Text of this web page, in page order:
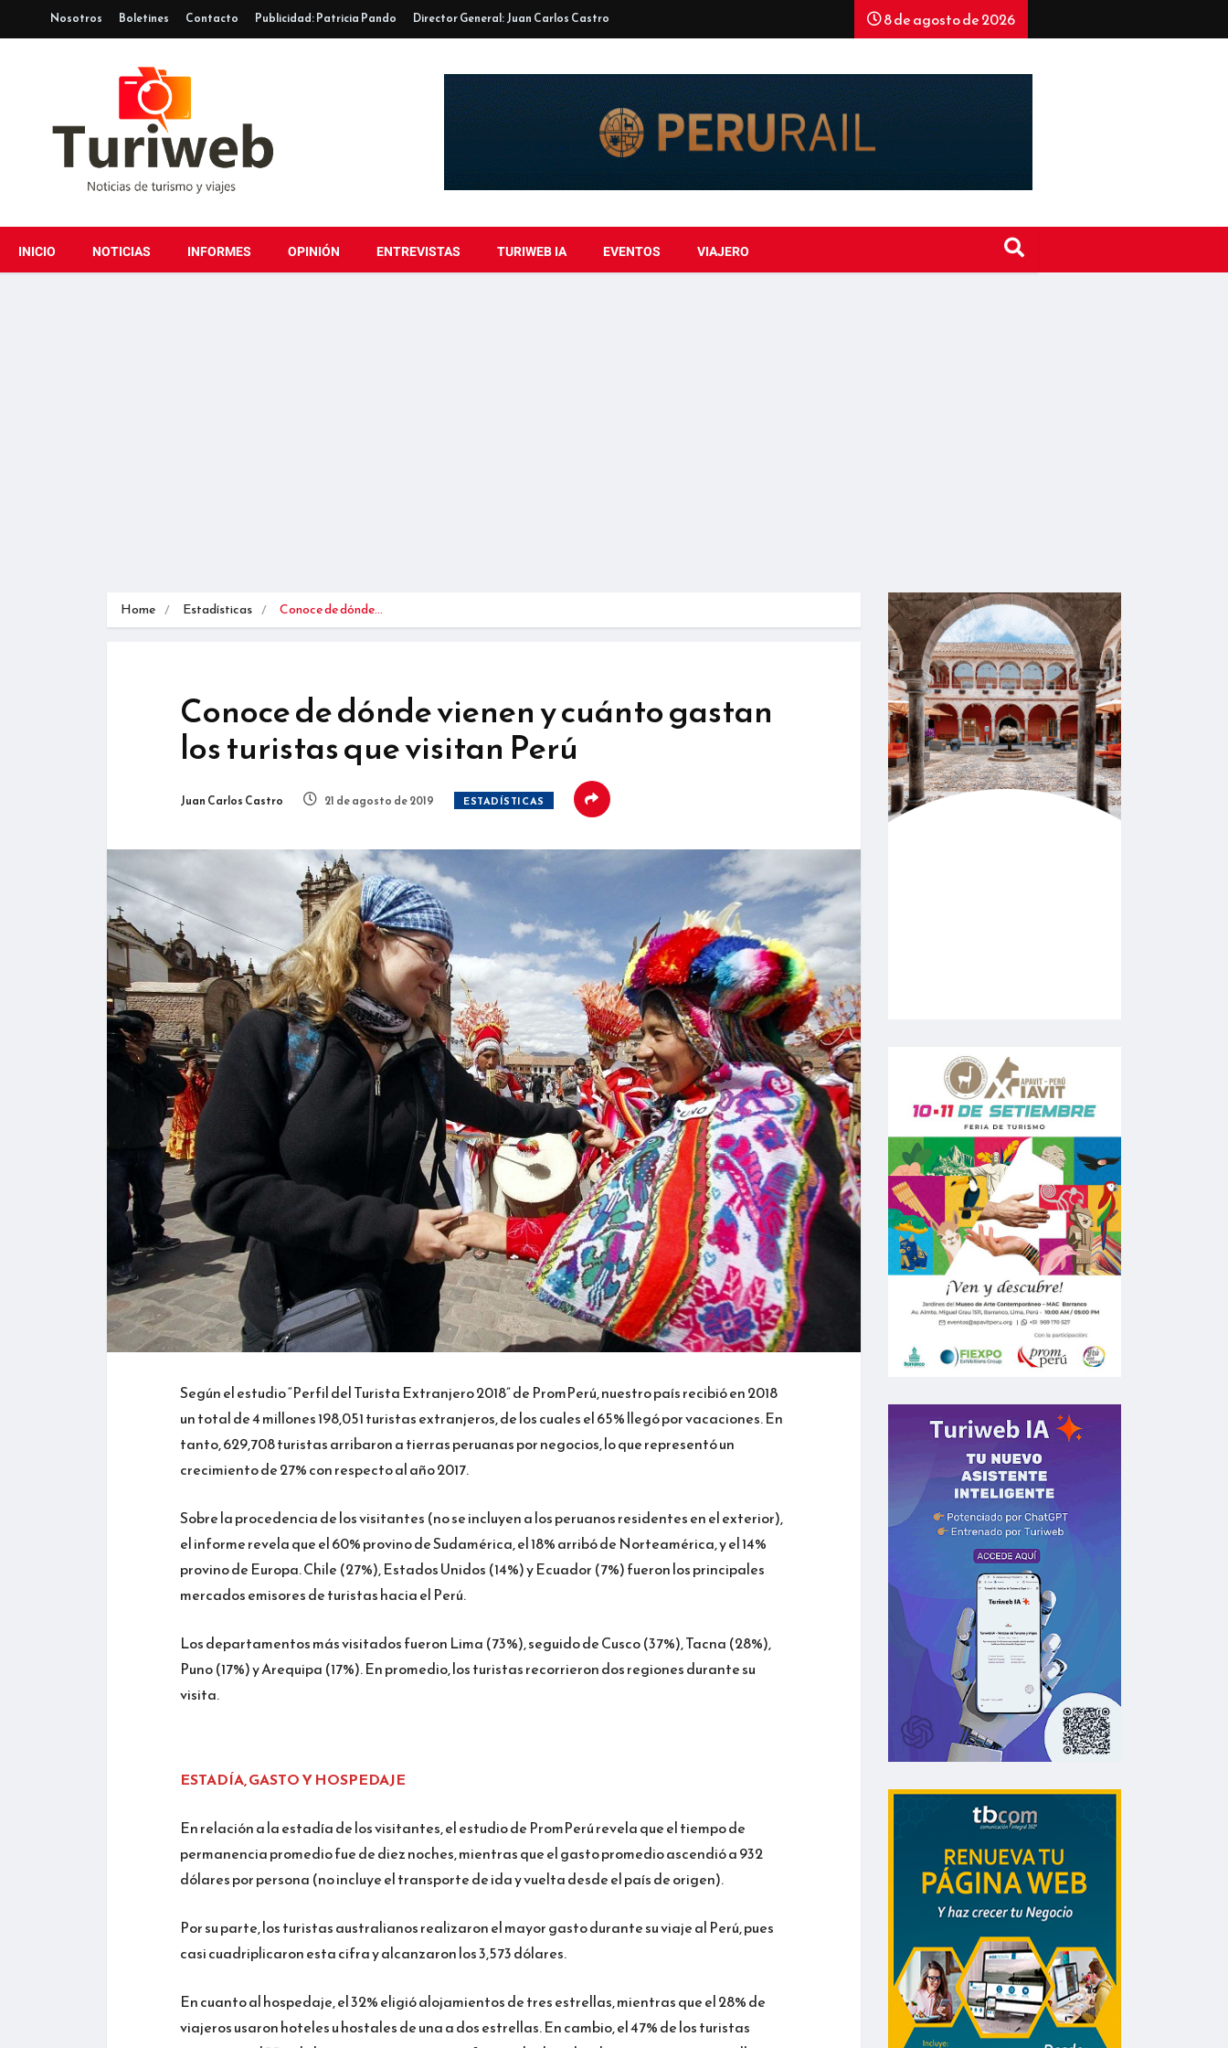
Nosotros Boletines Contacto Publicidad: Patricia Pando Director General: Juan Carlos Castro 8 de agosto de 2026
INICIO NOTICIAS INFORMES OPINIÓN ENTREVISTAS TURIWEB IA EVENTOS VIAJERO
Home Estadísticas Conoce de dónde…
Conoce de dónde vienen y cuánto gastan
los turistas que visitan Perú
Juan Carlos Castro 21 de agosto de 2019 ESTADÍSTICAS
Según el estudio “Perfil del Turista Extranjero 2018” de PromPerú, nuestro país recibió en 2018
un total de 4 millones 198,051 turistas extranjeros, de los cuales el 65% llegó por vacaciones. En
tanto, 629,708 turistas arribaron a tierras peruanas por negocios, lo que representó un
crecimiento de 27% con respecto al año 2017.
Sobre la procedencia de los visitantes (no se incluyen a los peruanos residentes en el exterior),
el informe revela que el 60% provino de Sudamérica, el 18% arribó de Norteamérica, y el 14%
provino de Europa. Chile (27%), Estados Unidos (14%) y Ecuador (7%) fueron los principales
mercados emisores de turistas hacia el Perú.
Los departamentos más visitados fueron Lima (73%), seguido de Cusco (37%), Tacna (28%),
Puno (17%) y Arequipa (17%). En promedio, los turistas recorrieron dos regiones durante su
visita.
ESTADÍA, GASTO Y HOSPEDAJE
En relación a la estadía de los visitantes, el estudio de PromPerú revela que el tiempo de
permanencia promedio fue de diez noches, mientras que el gasto promedio ascendió a 932
dólares por persona (no incluye el transporte de ida y vuelta desde el país de origen).
Por su parte, los turistas australianos realizaron el mayor gasto durante su viaje al Perú, pues
casi cuadriplicaron esta cifra y alcanzaron los 3,573 dólares.
En cuanto al hospedaje, el 32% eligió alojamientos de tres estrellas, mientras que el 28% de
viajeros usaron hoteles u hostales de una a dos estrellas. En cambio, el 47% de los turistas